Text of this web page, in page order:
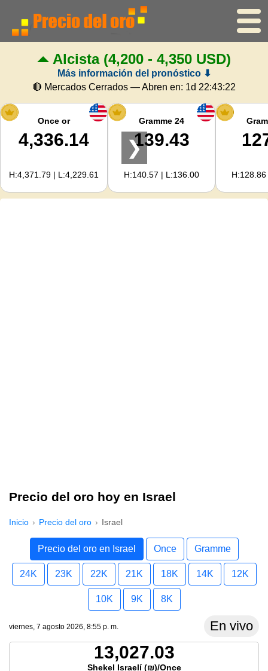
Inicio
Precio del oro
Precio de la plata
Calculadora de oro
Para Webmasters
Alcista(4,200 - 4,350 USD)
Más información del pronóstico ⬇
🔴 Mercados Cerrados — Abren en: 1d 22:43:22
Once or
4,336.14
H:4,371.79 | L:4,229.61
Gramme 24
139.43
H:140.57 | L:136.00
❯
Precio del oro hoy en Israel
Inicio Precio del oro Israel
Precio del oro en Israel Once Gramme
24K 23K 22K 21K 18K 14K 12K
10K 9K 8K
viernes, 7 agosto 2026, 8:55 p. m. En vivo
13,027.03
Shekel Israelí (₪)/Once